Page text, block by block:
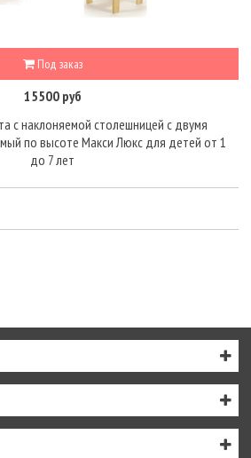
Под заказ
15500 руб
с наклоняемой столешницей с двумя
по высоте Макси Люкс для детей от 1
до 7 лет